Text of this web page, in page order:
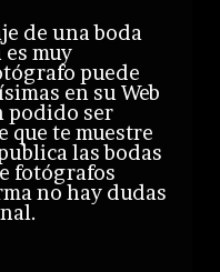
de una boda
es muy
puede
en su Web
podido ser
que te muestre
las bodas
fotógrafos
no hay dudas